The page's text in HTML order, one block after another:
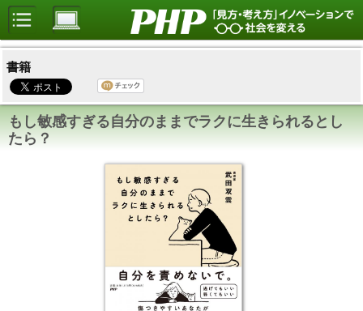
書籍
もし敏感すぎる自分のままでラクに生きられるとし
たら？